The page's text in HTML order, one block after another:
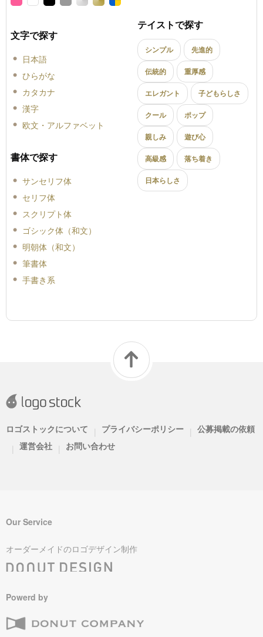
文字で探す
日本語
ひらがな
カタカナ
漢字
欧文・アルファベット
書体で探す
サンセリフ体
セリフ体
スクリプト体
ゴシック体（和文）
明朝体（和文）
筆書体
手書き系
テイストで探す
シンプル 先進的
伝統的 重厚感
エレガント 子どもらしさ
クール ポップ
親しみ 遊び心
高級感 落ち着き
日本らしさ
ロゴストックについて | プライバシーポリシー | 公募掲載の依頼
| 運営会社 | お問い合わせ
Our Service
オーダーメイドのロゴデザイン制作
Powerd by